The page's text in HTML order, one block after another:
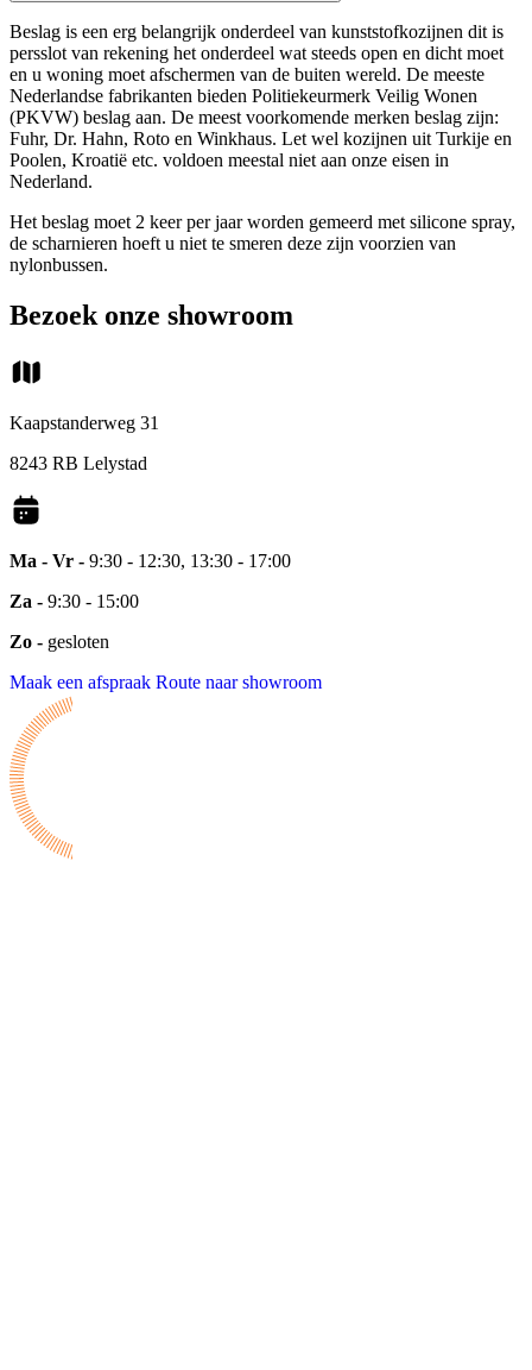
Beslag is een erg belangrijk onderdeel van kunststofkozijnen dit is
persslot van rekening het onderdeel wat steeds open en dicht moet
en u woning moet afschermen van de buiten wereld. De meeste
Nederlandse fabrikanten bieden Politiekeurmerk Veilig Wonen
(PKVW) beslag aan. De meest voorkomende merken beslag zijn:
Fuhr, Dr. Hahn, Roto en Winkhaus. Let wel kozijnen uit Turkije en
Poolen, Kroatië etc. voldoen meestal niet aan onze eisen in
Nederland.
Het beslag moet 2 keer per jaar worden gemeerd met silicone spray,
de scharnieren hoeft u niet te smeren deze zijn voorzien van
nylonbussen.
Bezoek onze showroom
Kaapstanderweg 31
8243 RB Lelystad
Ma - Vr - 9:30 - 12:30, 13:30 - 17:00
Za - 9:30 - 15:00
Zo - gesloten
Maak een afspraak Route naar showroom